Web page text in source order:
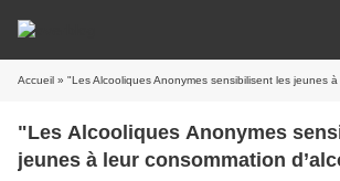
Accueil » "Les Alcooliques Anonymes sensibilisent les jeunes à
"Les Alcooliques Anonymes
jeunes à leur consommation